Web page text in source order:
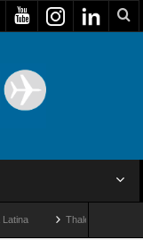
Thales multiplica por